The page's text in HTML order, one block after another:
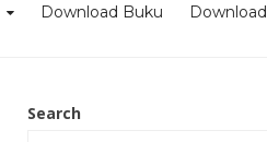
Download Buku Download
Search